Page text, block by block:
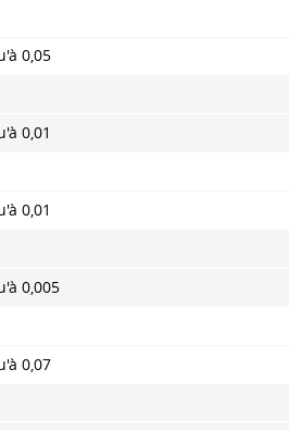
0,05
0,01
0,01
0,005
0,07